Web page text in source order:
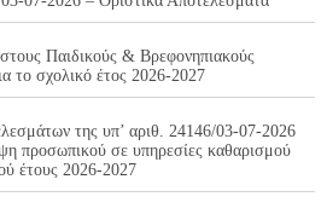
Παιδικούς & Βρεφονηπιακούς
το σχολικό έτος 2026-2027
της υπ’ αριθ. 24146/03-07-2026
προσωπικού σε υπηρεσίες καθαρισμού
έτους 2026-2027